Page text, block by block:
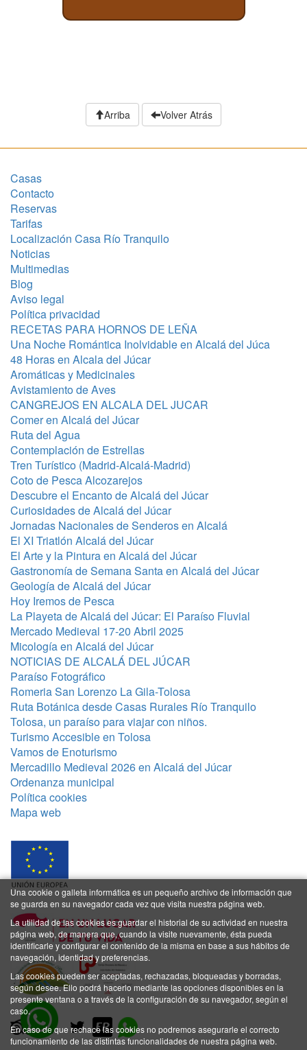
Arriba Volver Atrás
Casas
Contacto
Reservas
Tarifas
Localización Casa Río Tranquilo
Noticias
Multimedias
Blog
Aviso legal
Política privacidad
RECETAS PARA HORNOS DE LEÑA
Una Noche Romántica Inolvidable en Alcalá del Júca
48 Horas en Alcala del Júcar
Aromáticas y Medicinales
Avistamiento de Aves
CANGREJOS EN ALCALA DEL JUCAR
Comer en Alcalá del Júcar
Ruta del Agua
Contemplación de Estrellas
Tren Turístico (Madrid-Alcalá-Madrid)
Coto de Pesca Alcozarejos
Descubre el Encanto de Alcalá del Júcar
Curiosidades de Alcalá del Júcar
Jornadas Nacionales de Senderos en Alcalá
El XI Triatlón Alcalá del Júcar
El Arte y la Pintura en Alcalá del Júcar
Gastronomía de Semana Santa en Alcalá del Júcar
Geología de Alcalá del Júcar
Hoy Iremos de Pesca
La Playeta de Alcalá del Júcar: El Paraíso Fluvial
Mercado Medieval 17-20 Abril 2025
Micología en Alcalá del Júcar
NOTICIAS DE ALCALÁ DEL JÚCAR
Paraíso Fotográfico
Romeria San Lorenzo La Gila-Tolosa
Ruta Botánica desde Casas Rurales Río Tranquilo
Tolosa, un paraíso para viajar con niños.
Turismo Accesible en Tolosa
Vamos de Enoturismo
Mercadillo Medieval 2026 en Alcalá del Júcar
Ordenanza municipal
Política cookies
Mapa web
Una cookie o galleta informática es un pequeño archivo de información que
se guarda en su navegador cada vez que visita nuestra página web.
La utilidad de las cookies es guardar el historial de su actividad en nuestra
página web, de manera que, cuando la visite nuevamente, ésta pueda
identificarle y configurar el contenido de la misma en base a sus hábitos de
navegación, identidad y preferencias.
Las cookies pueden ser aceptadas, rechazadas, bloqueadas y borradas,
según desee. Ello podrá hacerlo mediante las opciones disponibles en la
presente ventana o a través de la configuración de su navegador, según el
caso.
En caso de que rechace las cookies no podremos asegurarle el correcto
funcionamiento de las distintas funcionalidades de nuestra página web.